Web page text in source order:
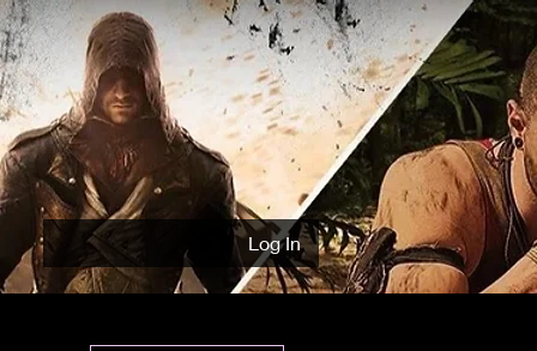
Log In